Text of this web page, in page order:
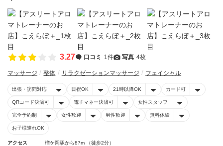
3.27 口コミ 1件 写真 4枚
マッサージ 整体 リラクゼーションマッサージ フェイシャル
出張・訪問対応 日祝OK 21時以降OK カード可
QRコード決済可 電子マネー決済可 女性スタッフ
完全予約制 女性歓迎 男性歓迎 無料体験
お子様連れOK
アクセス
榴ケ岡駅から87m （徒歩2分）